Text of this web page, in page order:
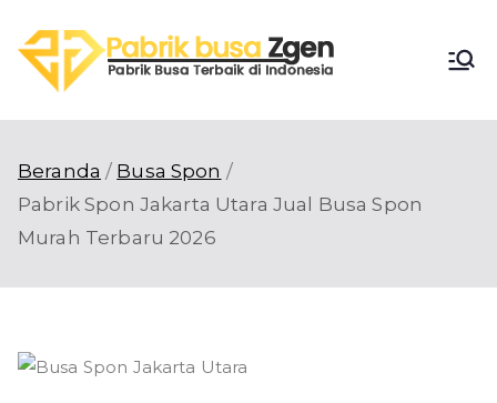
ke
konten
Pabri
Busa
Beranda
Busa Spon
Pabrik Spon Jakarta Utara Jual Busa Spon
Murah Terbaru 2026